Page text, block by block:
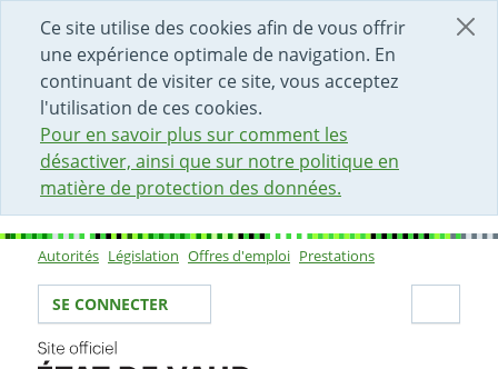
Ce site utilise des cookies afin de vous offrir
une expérience optimale de navigation. En
continuant de visiter ce site, vous acceptez
l'utilisation de ces cookies.
Pour en savoir plus sur comment les
désactiver, ainsi que sur notre politique en
matière de protection des données.
DÉBUT DU CONTENU DE LA PAGE
ACCÈS AU CHAMP DE RECHERCHE
PAGE D'ACCUEIL
FORMULAIRE DE CONTACT
Sous-navigation
Autorités Législation Offres d'emploi Prestations
Votre identité
SE CONNECTER